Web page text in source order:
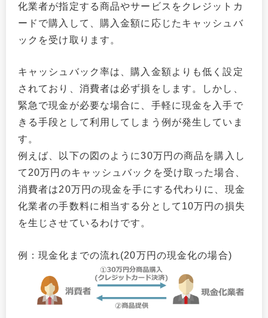
化業者が指定する商品やサービスをクレジットカ
ードで購入して、購入金額に応じたキャッシュバ
ックを受け取ります。
キャッシュバック率は、購入金額よりも低く設定
されており、消費者は必ず損をします。しかし、
緊急で現金が必要な場合に、手軽に現金を入手で
きる手段として利用してしまう例が発生していま
す。
例えば、以下の図のように30万円の商品を購入し
て20万円のキャッシュバックを受け取った場合、
消費者は20万円の現金を手にする代わりに、現金
化業者の手数料に相当する分として10万円の損失
を生じさせているわけです。
例：現金化までの流れ(20万円の現金化の場合)